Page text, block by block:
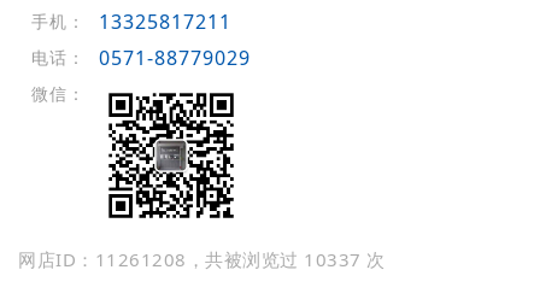
手机： 13325817211
电话： 0571-88779029
微信：
网店ID：11261208，共被浏览过 10337 次